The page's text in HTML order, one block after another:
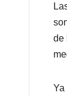
de
Ya